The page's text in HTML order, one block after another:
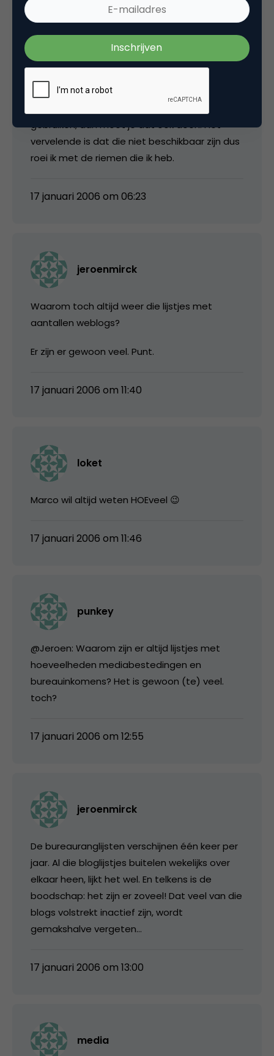
maakt het ook niet meer uit hoe je meet als je
dat als je een betere methode met
gebruiken, dan moet je dat ook doen. Het
vervelende is dat die niet beschikbaar zijn dus
roei ik met de riemen die ik heb.
17 januari 2006 om 06:23
jeroenmirck
Waarom toch altijd weer die lijstjes met
aantallen weblogs?
Er zijn er gewoon veel. Punt.
17 januari 2006 om 11:40
loket
Marco wil altijd weten HOEveel 😉
17 januari 2006 om 11:46
punkey
@Jeroen: Waarom zijn er altijd lijstjes met
hoeveelheden mediabestedingen en
bureauinkomens? Het is gewoon (te) veel.
toch?
17 januari 2006 om 12:55
jeroenmirck
De bureauranglijsten verschijnen één keer per
jaar. Al die bloglijstjes buitelen wekelijks over
elkaar heen, lijkt het wel. En telkens is de
boodschap: het zijn er zoveel! Dat veel van die
blogs volstrekt inactief zijn, wordt
gemakshalve vergeten…
17 januari 2006 om 13:00
media